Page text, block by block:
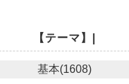
【テーマ】|
基本(1608)